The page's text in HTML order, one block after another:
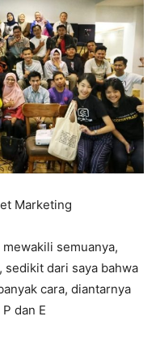
Marketing
semuanya,
sedikit dari saya bahwa
cara, diantarnya
dan E